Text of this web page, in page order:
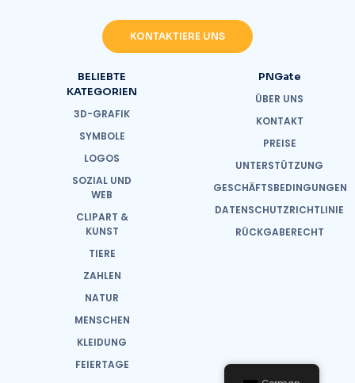
KONTAKTIERE UNS
BELIEBTE
KATEGORIEN
3D-GRAFIK
SYMBOLE
LOGOS
SOZIAL UND
WEB
CLIPART &
KUNST
TIERE
ZAHLEN
NATUR
MENSCHEN
KLEIDUNG
FEIERTAGE
PNGate
ÜBER UNS
KONTAKT
PREISE
UNTERSTÜTZUNG
GESCHÄFTSBEDINGUNGEN
DATENSCHUTZRICHTLINIE
RÜCKGABERECHT